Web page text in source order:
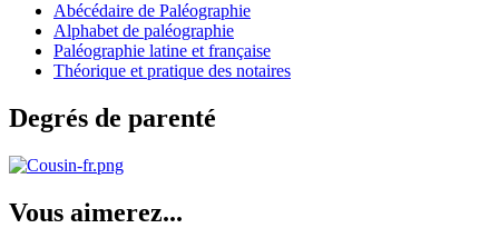
Abécédaire de Paléographie
Alphabet de paléographie
Paléographie latine et française
Théorique et pratique des notaires
Degrés de parenté
Vous aimerez...